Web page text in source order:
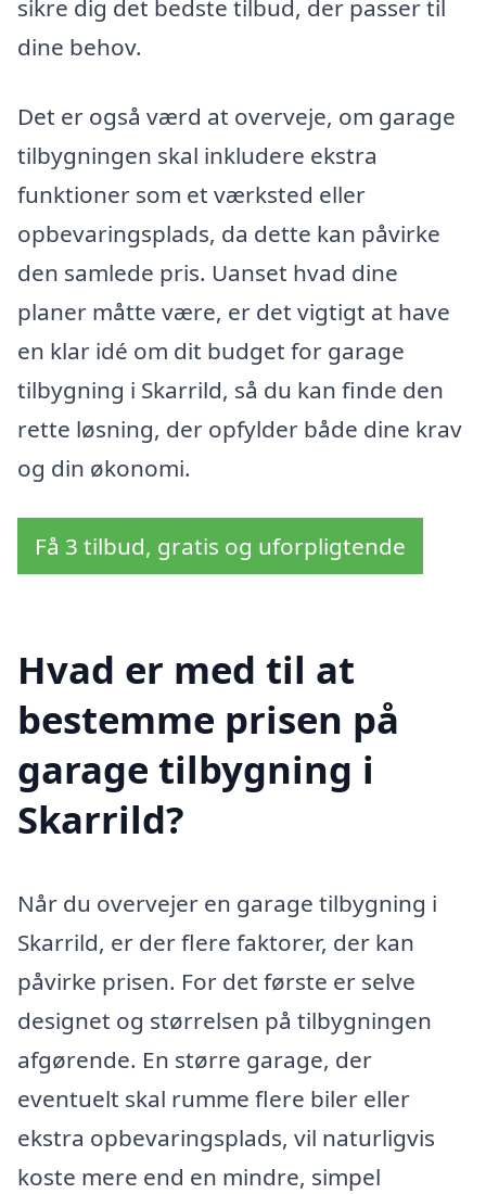
sikre dig det bedste tilbud, der passer til
dine behov.
Det er også værd at overveje, om garage
tilbygningen skal inkludere ekstra
funktioner som et værksted eller
opbevaringsplads, da dette kan påvirke
den samlede pris. Uanset hvad dine
planer måtte være, er det vigtigt at have
en klar idé om dit budget for garage
tilbygning i Skarrild, så du kan finde den
rette løsning, der opfylder både dine krav
og din økonomi.
Få 3 tilbud, gratis og uforpligtende
Hvad er med til at
bestemme prisen på
garage tilbygning i
Skarrild?
Når du overvejer en garage tilbygning i
Skarrild, er der flere faktorer, der kan
påvirke prisen. For det første er selve
designet og størrelsen på tilbygningen
afgørende. En større garage, der
eventuelt skal rumme flere biler eller
ekstra opbevaringsplads, vil naturligvis
koste mere end en mindre, simpel